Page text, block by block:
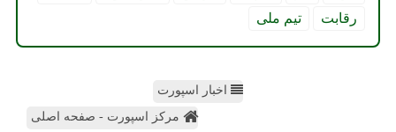
رقابت
تیم ملی
اخبار اسپورت
مرکز اسپورت - صفحه اصلی